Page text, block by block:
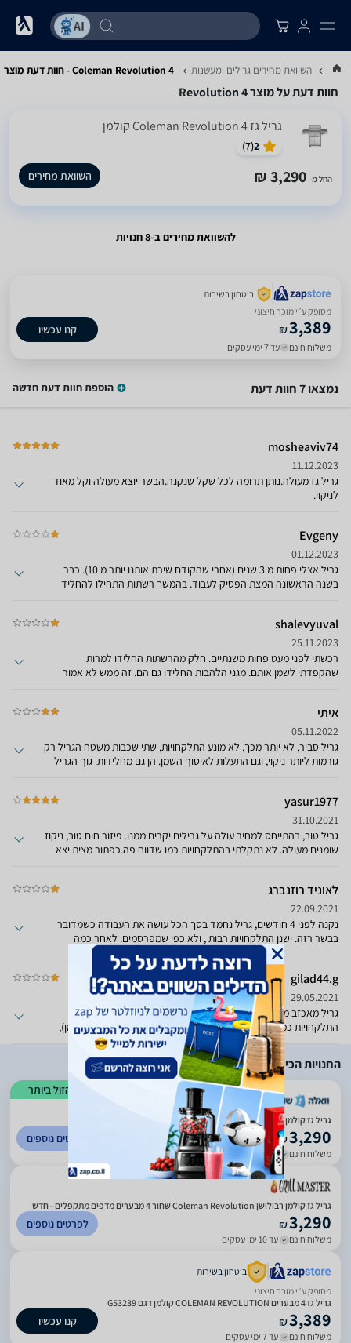
... השוואת מחירים גרילים ומעשנות Coleman Revolution 4 - חוות דעת מוצר
חוות דעת על מוצר Revolution 4
‏גריל ‏גז Coleman Revolution 4 קולמן
2
(
7
)
החל מ- 3,290 ₪ השוואת מחירים
להשוואת מחירים ב-8 חנויות
ביטחון בשירות
מסופק ע״י מוכר חיצוני
₪3,389
משלוח חינם עד 7 ימי עסקים
קנו עכשיו
נמצאו 7 חוות דעת הוספת חוות דעת חדשה
mosheaviv74
11.12.2023
גריל גז מעולה.נותן תרומה לכל שקל שנקנה.הבשר יוצא מעולה וקל מאוד
לניקוי.
Evgeny
01.12.2023
גריל אצלי פחות מ 3 שנים (אחרי שהקודם שירת אותנו יותר מ 10). כבר
בשנה הראשונה המצת הפסיק לעבוד. בהמשך רשתות התחילו להחליד
shalevyuval
25.11.2023
רכשתי לפני מעט פחות משנתיים. חלק מהרשתות החלידו למרות
שהקפדתי לשמן אותם. מגני הלהבות החלידו גם הם. זה ממש לא אמור
אמרו לי שזה לא באחריות ואני מוזמן לרכוש חדשים בהנחה.
איתי
05.11.2022
גריל סביר, לא יותר מכך. לא מונע התלקחויות, שתי שכבות משטח הגריל רק
גורמות ליותר ניקוי, וגם התעלות לאיסוף השמן. הן גם מחלידות. גוף הגריל
yasur1977
31.10.2021
גריל טוב, בהתייחס למחיר עולה על גרילים יקרים ממנו. פיזור חום טוב, ניקוז
שומנים מעולה. לא נתקלתי בהתלקחויות כמו שדווח פה.כפתור מצית יצא
לאוניד רוזנברג
22.09.2021
נקנה לפני 4 חודשים, גריל נחמד בסך הכל עושה את העבודה כשמדובר
בבשר רזה. ישנן התלקחויות רבות , ולא כפי שמפרסמים. לאחר כמה
חטדשים עלה באש הכד שאוסף את השומנים בצד שירות לקוחות
מהגרועים שנתקלתי ,כל השיחה הנציגה רק חפשה איך לנפנף אותי חווית
נוראית עד עכשיו.
gilad44.g
29.05.2021
גריל מאכזב מאוד. חומרים זולים משטח לא יציב, לא באמת מונע
התלקחויות כמו שמבטיח היבואן (אלה אם מדובר בבשר רזה ללא שומן),
כירת הגז הצד לא מחממת כלל ברמה שלא ניתן לעשות איתה כלום, מלבד
זה מפייחת והורסת את הסיר או המחבת, הגריל זולל גז בקצב לא נורמאלי,
בקיצור להתרחק כמו מאש ממש לא דווה את המחיר המופקע ששילמתי
החנויות הכי זולות
הזול ביותר
2.6
3227
גריל גז קולמן רבולושן 4 מבערים מבית COLEMAN קולמן
₪3,290
משלוח חינם עד 4 ימי עסקים
לפרטים נוספים
גריל גז קולמן רבולושן Coleman Revolution שחור 4 מבערים מדפים מתקפלים - חדש
₪3,290
משלוח חינם עד 10 ימי עסקים
לפרטים נוספים
ביטחון בשירות
מסופק ע״י מוכר חיצוני
גריל גז 4 מבערים COLEMAN REVOLUTION קולמן דגם G53239
₪3,389
משלוח חינם עד 7 ימי עסקים
קנו עכשיו